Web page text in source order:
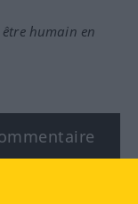
humain en